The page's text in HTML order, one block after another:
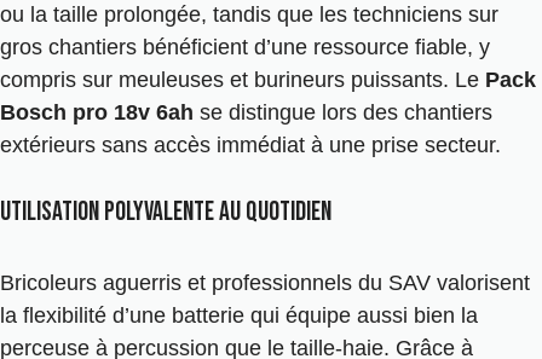
ou la taille prolongée, tandis que les techniciens sur
gros chantiers bénéficient d’une ressource fiable, y
compris sur meuleuses et burineurs puissants. Le Pack
Bosch pro 18v 6ah se distingue lors des chantiers
extérieurs sans accès immédiat à une prise secteur.
Utilisation polyvalente au quotidien
Bricoleurs aguerris et professionnels du SAV valorisent
la flexibilité d’une batterie qui équipe aussi bien la
perceuse à percussion que le taille-haie. Grâce à